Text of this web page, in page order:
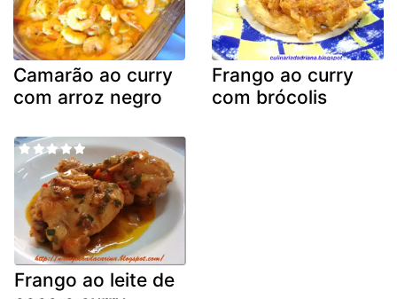
Camarão ao curry
com arroz negro
Frango ao curry
com brócolis
Frango ao leite de